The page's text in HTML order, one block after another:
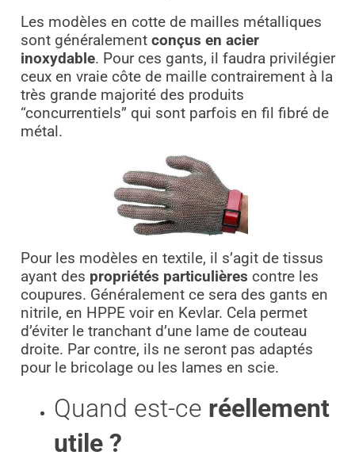
Les modèles en cotte de mailles métalliques
sont généralement conçus en acier
inoxydable. Pour ces gants, il faudra privilégier
ceux en vraie côte de maille contrairement à la
très grande majorité des produits
“concurrentiels” qui sont parfois en fil fibré de
métal.
Pour les modèles en textile, il s’agit de tissus
ayant des propriétés particulières contre les
coupures. Généralement ce sera des gants en
nitrile, en HPPE voir en Kevlar. Cela permet
d’éviter le tranchant d’une lame de couteau
droite. Par contre, ils ne seront pas adaptés
pour le bricolage ou les lames en scie.
Quand est-ce réellement
utile ?